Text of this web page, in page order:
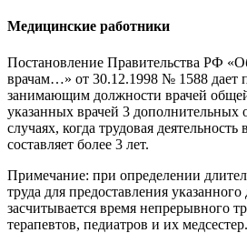
Медицинские работники
Постановление Правительства РФ
врачам…» от 30.12.1998 № 1588 дает
занимающим должности врачей
указанных врачей 3 дополнительных
случаях, когда трудовая
составляет более 3 лет.
Примечание: при определении
труда для предоставления указанного
засчитывается время непрерывного
терапевтов, педиатров и их медсестер.